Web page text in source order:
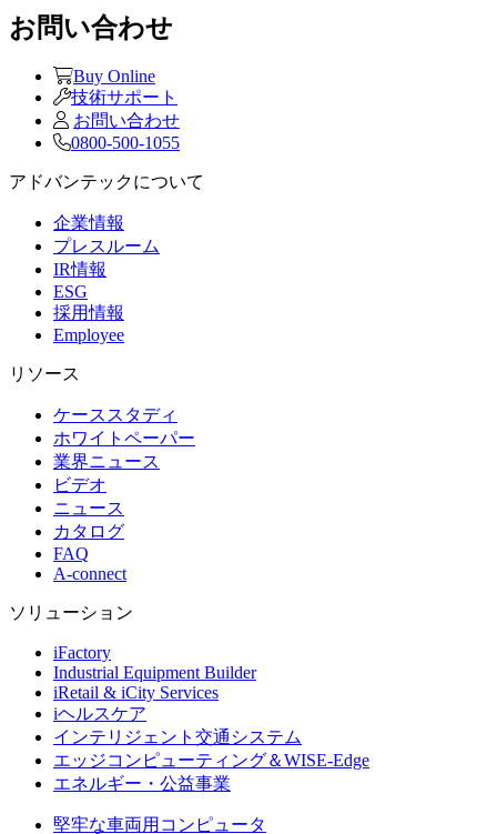
お問い合わせ
Buy Online
技術サポート
お問い合わせ
0800-500-1055
アドバンテックについて
企業情報
プレスルーム
IR情報
ESG
採用情報
Employee
リソース
ケーススタディ
ホワイトペーパー
業界ニュース
ビデオ
ニュース
カタログ
FAQ
A-connect
ソリューション
iFactory
Industrial Equipment Builder
iRetail & iCity Services
iヘルスケア
インテリジェント交通システム
エッジコンピューティング＆WISE-Edge
エネルギー・公益事業
堅牢な車両用コンピュータ